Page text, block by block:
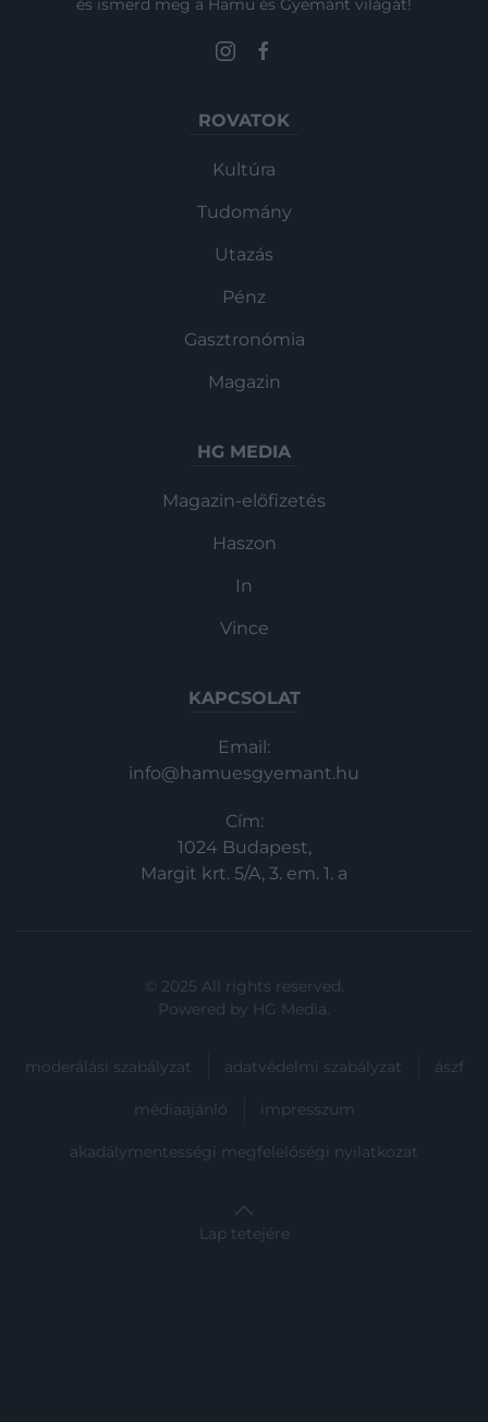
ROVATOK
Kultúra
Tudomány
Utazás
Pénz
Gasztronómia
Magazin
HG MEDIA
Magazin-előfizetés
Haszon
In
Vince
KAPCSOLAT
Email:
info@hamuesgyemant.hu
Cím:
1024 Budapest,
Margit krt. 5/A, 3. em. 1. a
© 2025 All rights reserved.
Powered by HG Media
moderálási szabályzat adatvédelmi szabályzat ászf
médiaajánló impresszum
akadálymentességi megfelelőségi nyilatkozat
Lap tetejére